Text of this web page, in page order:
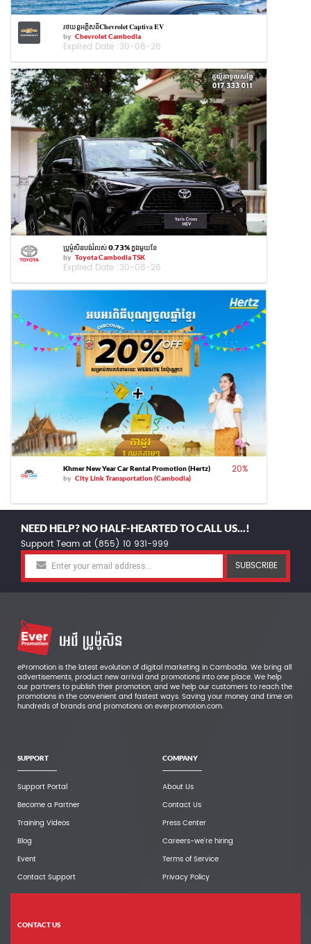
រថយន្តអគ្គិសនី𝐂𝐡𝐞𝐯𝐫𝐨𝐥𝐞𝐭 𝐂𝐚𝐩𝐭𝐢𝐯𝐚 𝐄𝐕
by Chevrolet Cambodia
Expired Date :30-08-26
ប្រូម៉ូសិនបង់រំលស់ 𝟬.𝟳𝟯% ក្នុងមួយខែ
by Toyota Cambodia TSK
Expired Date :30-08-26
Khmer New Year Car Rental Promotion (Hertz)
by City Link Transportation (Cambodia)
20%
NEED HELP? NO HALF-HEARTED TO CALL US...!
Support Team at (855) 10 931-999
SUBSCRIBE
ePromotion is the latest evolution of digital marketing in Cambodia. We bring all
advertisements, product new arrival and promotions into one place. We help
our partners to publish their promotion, and we help our customers to reach the
promotions in the convenient and fastest ways. Saving your money and time on
hundreds of brands and promotions on everpromotion.com.
SUPPORT
Support Portal
Become a Partner
Training Videos
Blog
Event
Contact Support
COMPANY
About Us
Contact Us
Press Center
Careers-we're hiring
Terms of Service
Privacy Policy
CONTACT US